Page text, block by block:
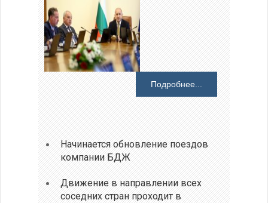
Подробнее...
Начинается обновление поездов
компании БДЖ
Движение в направлении всех
соседних стран проходит в